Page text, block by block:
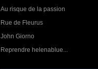
Au risque de la passion
Rue de Fleurus
John Giorno
Reprendre helenablue...